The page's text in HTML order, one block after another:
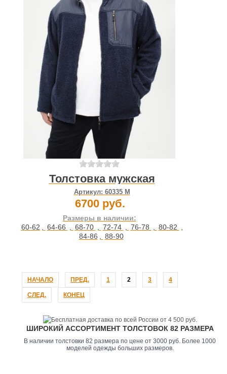
Толстовка мужская
Артикул: 60335 М
6700 руб.
Размеры в наличии:
60-62 , 64-66 , 68-70 , 72-74 , 76-78 , 80-82 ,
84-86 , 88-90
НАЧАЛО ПРЕД. 1 2 3 4
СЛЕД. КОНЕЦ
ШИРОКИЙ АССОРТИМЕНТ ТОЛСТОВОК 82 РАЗМЕРА
В наличии толстовки 82 размера по цене от 3000 руб. Более 1000
моделей одежды больших размеров.